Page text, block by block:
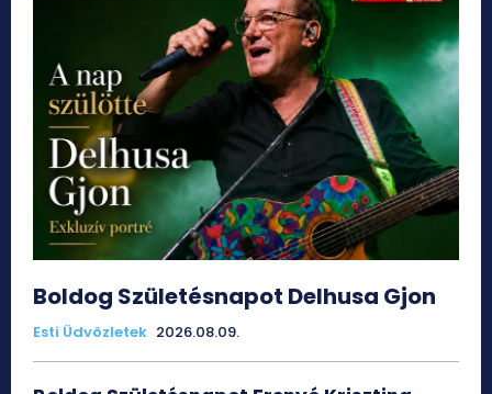
Boldog Születésnapot Delhusa Gjon
Esti Üdvözletek 2026.08.09.